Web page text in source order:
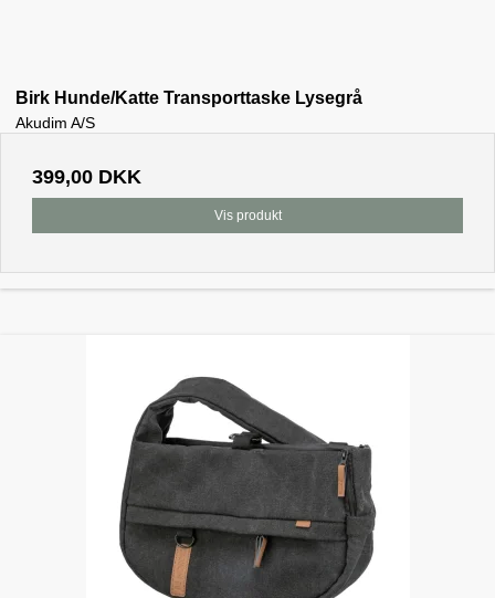
Birk Hunde/Katte Transporttaske Lysegrå
Akudim A/S
399,00 DKK
Vis produkt